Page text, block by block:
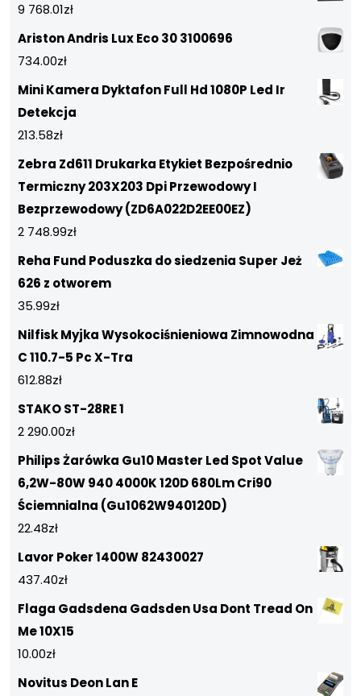
9 768.01zł
Ariston Andris Lux Eco 30 3100696
734.00zł
Mini Kamera Dyktafon Full Hd 1080P Led Ir
Detekcja
213.58zł
Zebra Zd611 Drukarka Etykiet Bezpośrednio
Termiczny 203X203 Dpi Przewodowy I
Bezprzewodowy (ZD6A022D2EE00EZ)
2 748.99zł
Reha Fund Poduszka do siedzenia Super Jeż
626 z otworem
35.99zł
Nilfisk Myjka Wysokociśnieniowa Zimnowodna
C 110.7-5 Pc X-Tra
612.88zł
STAKO ST-28RE 1
2 290.00zł
Philips Żarówka Gu10 Master Led Spot Value
6,2W-80W 940 4000K 120D 680Lm Cri90
Ściemnialna (Gu1062W940120D)
22.48zł
Lavor Poker 1400W 82430027
437.40zł
Flaga Gadsdena Gadsden Usa Dont Tread On
Me 10X15
10.00zł
Novitus Deon Lan E